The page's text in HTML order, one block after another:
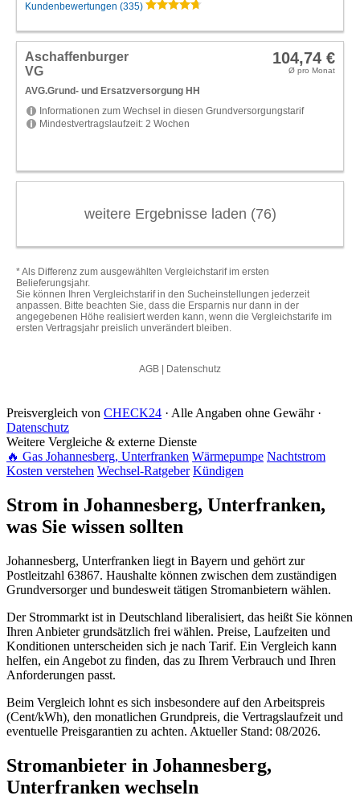
Preisvergleich von CHECK24 · Alle Angaben ohne Gewähr ·
Datenschutz
Weitere Vergleiche & externe Dienste
🔥 Gas Johannesberg, Unterfranken Wärmepumpe Nachtstrom
Kosten verstehen Wechsel-Ratgeber Kündigen
Strom in Johannesberg, Unterfranken,
was Sie wissen sollten
Johannesberg, Unterfranken liegt in Bayern und gehört zur
Postleitzahl 63867. Haushalte können zwischen dem zuständigen
Grundversorger und bundesweit tätigen Stromanbietern wählen.
Der Strommarkt ist in Deutschland liberalisiert, das heißt Sie können
Ihren Anbieter grundsätzlich frei wählen. Preise, Laufzeiten und
Konditionen unterscheiden sich je nach Tarif. Ein Vergleich kann
helfen, ein Angebot zu finden, das zu Ihrem Verbrauch und Ihren
Anforderungen passt.
Beim Vergleich lohnt es sich insbesondere auf den Arbeitspreis
(Cent/kWh), den monatlichen Grundpreis, die Vertragslaufzeit und
eventuelle Preisgarantien zu achten. Aktueller Stand: 08/2026.
Stromanbieter in Johannesberg,
Unterfranken wechseln